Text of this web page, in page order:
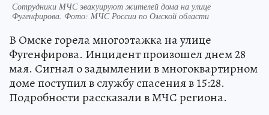
Сотрудники МЧС эвакуируют жителей дома на улице
Фугенфирова. Фото: МЧС России по Омской области
В Омске горела многоэтажка на улице
Фугенфирова. Инцидент произошел днем 28
мая. Сигнал о задымлении в многоквартирном
доме поступил в службу спасения в 15:28.
Подробности рассказали в МЧС региона.